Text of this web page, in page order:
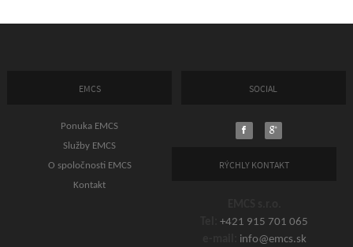
EMCS
Ponuka EMCS
Služby EMCS
O spoločnosti EMCS
Kontakt
SOCIAL
RÝCHLY KONTAKT
Tel:+421 915 701 065
info@emcs.sk